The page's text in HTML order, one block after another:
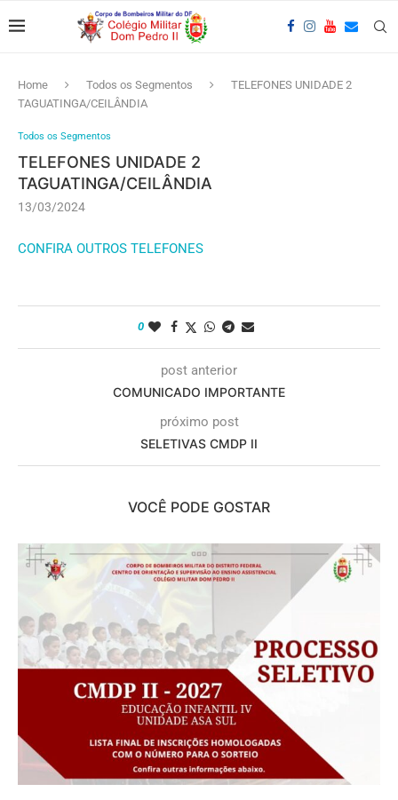
Home Todos os Segmentos
TELEFONES UNIDADE 2
TAGUATINGA/CEILÂNDIA
Todos os Segmentos
TELEFONES UNIDADE 2
TAGUATINGA/CEILÂNDIA
13/03/2024
CONFIRA OUTROS TELEFONES
0
post anterior
COMUNICADO IMPORTANTE
próximo post
SELETIVAS CMDP II
VOCÊ PODE GOSTAR